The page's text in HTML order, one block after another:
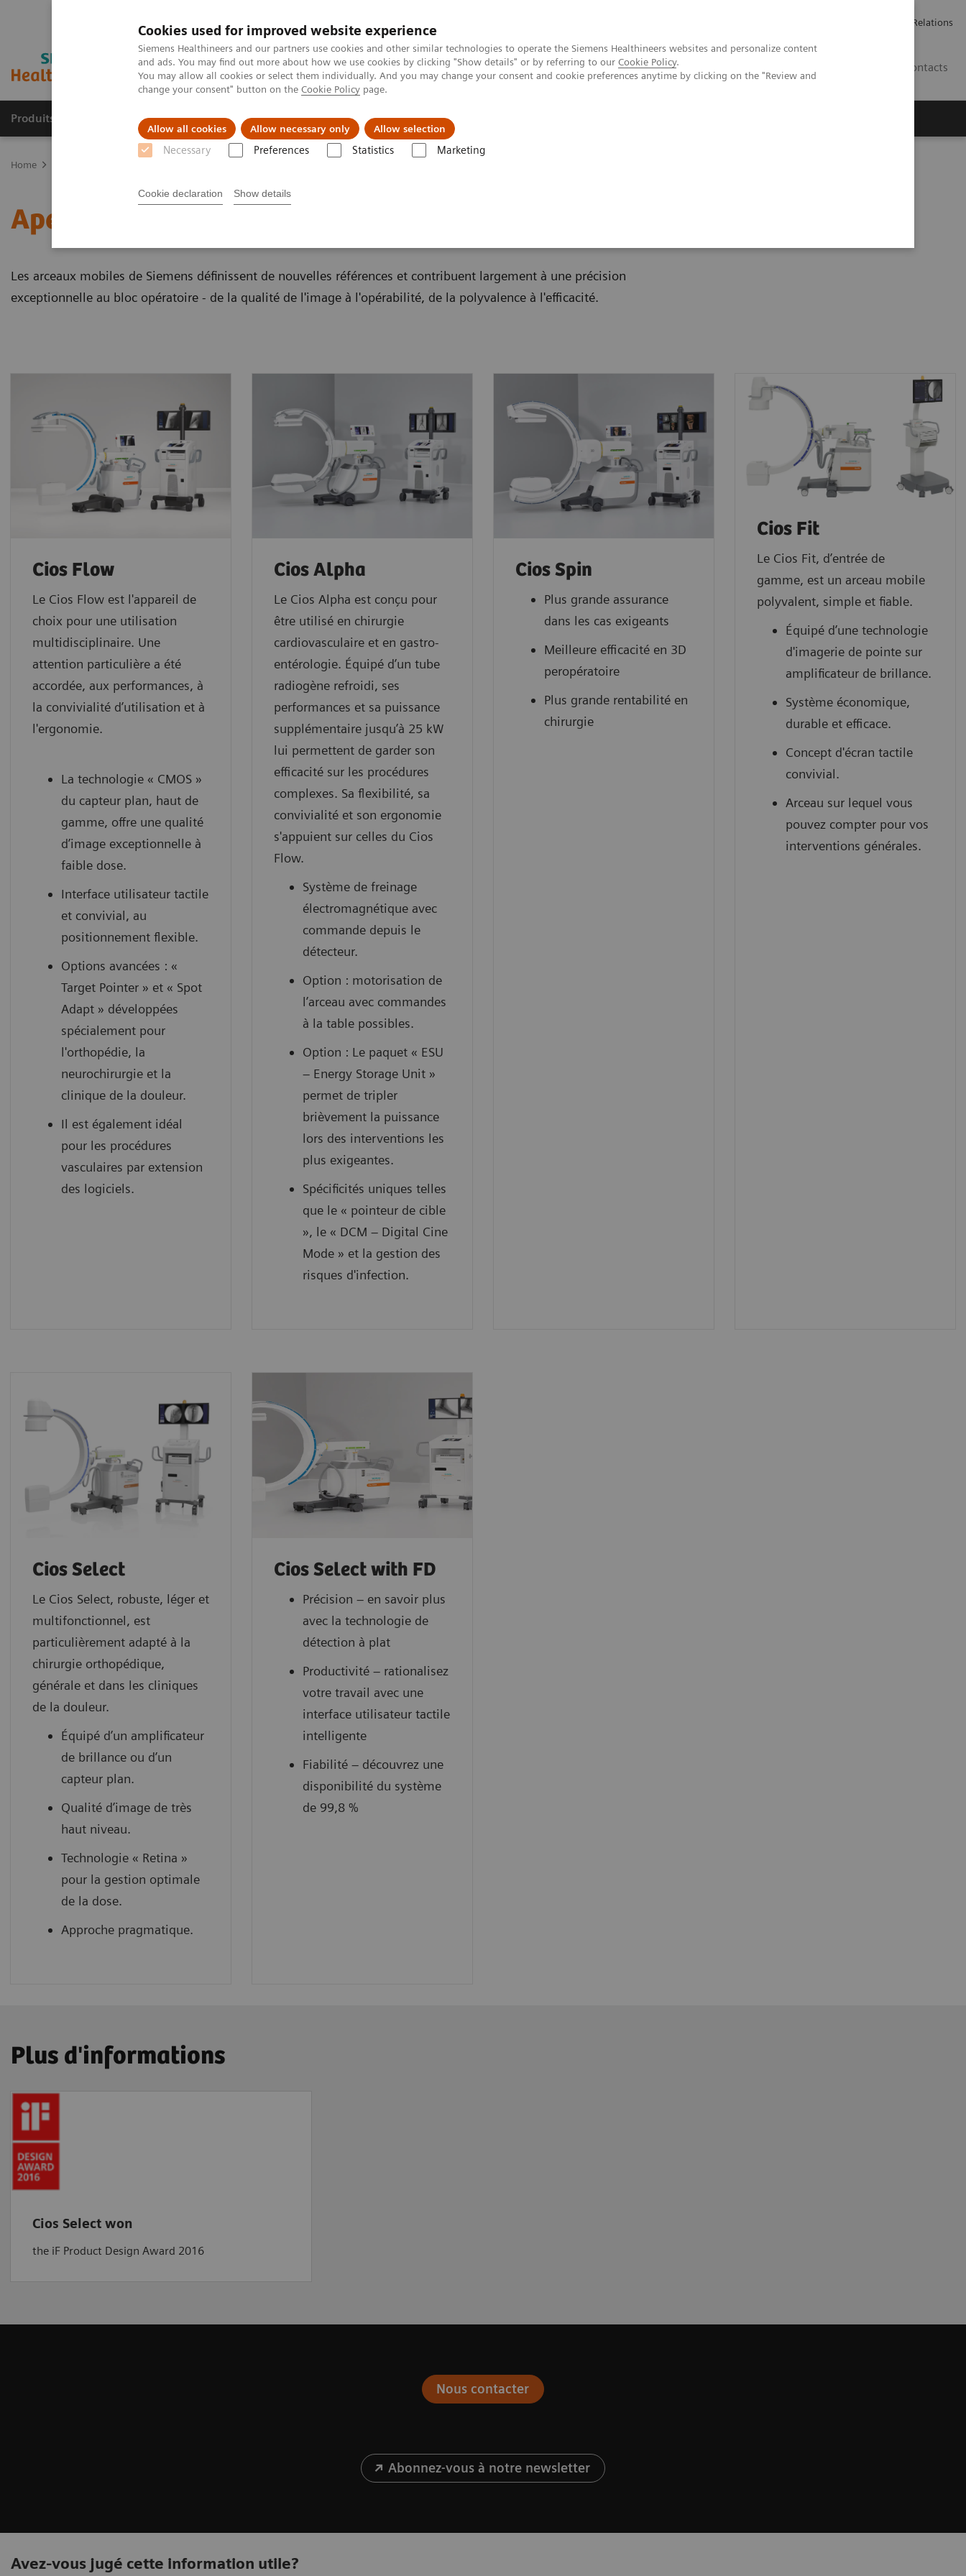
Cookies used for improved website experience
Siemens Healthineers and our partners use cookies and other similar technologies to operate the Siemens Healthineers websites and personalize content
and ads. You may find out more about how we use cookies by clicking "Show details" or by referring to our Cookie Policy.
You may allow all cookies or select them individually. And you may change your consent and cookie preferences anytime by clicking on the "Review and
change your consent" button on the Cookie Policy page.
Allow all cookies Allow necessary only Allow selection
Necessary Preferences Statistics Marketing
Cookie declaration Show details
Investor Relations
Contacts
Produits & Services À propos de Clinical Fields Vision & perspectives
Home
Aperçu Arceaux chirurgicaux mobiles
Les arceaux mobiles de Siemens définissent de nouvelles références et contribuent largement à une précision
exceptionnelle au bloc opératoire - de la qualité de l'image à l'opérabilité, de la polyvalence à l'efficacité.
Cios Flow
Le Cios Flow est l'appareil de
choix pour une utilisation
multidisciplinaire. Une
attention particulière a été
accordée, aux performances, à
la convivialité d’utilisation et à
l'ergonomie.
La technologie « CMOS »
du capteur plan, haut de
gamme, offre une qualité
d’image exceptionnelle à
faible dose.
Interface utilisateur tactile
et convivial, au
positionnement flexible.
Options avancées : «
Target Pointer » et « Spot
Adapt » développées
spécialement pour
l'orthopédie, la
neurochirurgie et la
clinique de la douleur.
Il est également idéal
pour les procédures
vasculaires par extension
des logiciels.
Cios Alpha
Le Cios Alpha est conçu pour
être utilisé en chirurgie
cardiovasculaire et en gastro-
entérologie. Équipé d’un tube
radiogène refroidi, ses
performances et sa puissance
supplémentaire jusqu’à 25 kW
lui permettent de garder son
efficacité sur les procédures
complexes. Sa flexibilité, sa
convivialité et son ergonomie
s'appuient sur celles du Cios
Flow.
Système de freinage
électromagnétique avec
commande depuis le
détecteur.
Option : motorisation de
l’arceau avec commandes
à la table possibles.
Option : Le paquet « ESU
– Energy Storage Unit »
permet de tripler
brièvement la puissance
lors des interventions les
plus exigeantes.
Spécificités uniques telles
que le « pointeur de cible
», le « DCM – Digital Cine
Mode » et la gestion des
risques d'infection.
Cios Spin
Plus grande assurance
dans les cas exigeants
Meilleure efficacité en 3D
peropératoire
Plus grande rentabilité en
chirurgie
Cios Fit
Le Cios Fit, d’entrée de
gamme, est un arceau mobile
polyvalent, simple et fiable.
Équipé d’une technologie
d'imagerie de pointe sur
amplificateur de brillance.
Système économique,
durable et efficace.
Concept d'écran tactile
convivial.
Arceau sur lequel vous
pouvez compter pour vos
interventions générales.
Cios Select
Le Cios Select, robuste, léger et
multifonctionnel, est
particulièrement adapté à la
chirurgie orthopédique,
générale et dans les cliniques
de la douleur.
Équipé d’un amplificateur
de brillance ou d’un
capteur plan.
Qualité d’image de très
haut niveau.
Technologie « Retina »
pour la gestion optimale
de la dose.
Approche pragmatique.
Cios Select with FD
Précision – en savoir plus
avec la technologie de
détection à plat
Productivité – rationalisez
votre travail avec une
interface utilisateur tactile
intelligente
Fiabilité – découvrez une
disponibilité du système
de 99,8 %
Plus d'informations
Cios Select won
the iF Product Design Award 2016
Nous contacter
Abonnez-vous à notre newsletter
Avez-vous jugé cette information utile?